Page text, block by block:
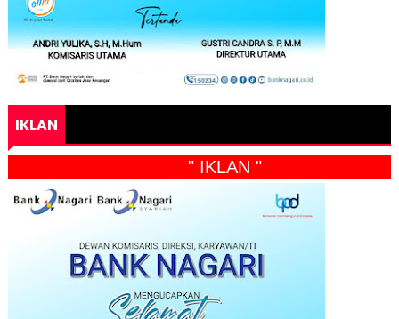
IKLAN
" IKLAN "